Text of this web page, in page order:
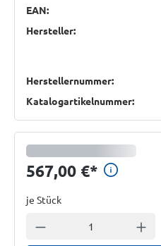
Hersteller:
EAN:
Herstellernummer:
Katalogartikelnummer:
567,00 €*
je Stück
Anzahl verringern